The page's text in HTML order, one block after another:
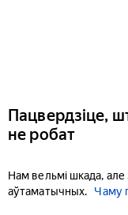
Пацвердзіце,
не робат
Нам вельмі шкада,
аўтаматычных.
Чаму